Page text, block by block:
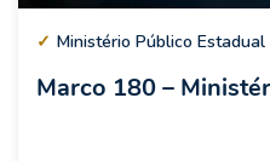
✓ Ministério Público Estadual
Marco 180 –